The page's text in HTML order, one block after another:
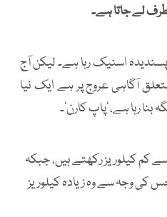
لے جاتا ہے۔
اسنیک رہا ہے۔ لیکن آج
آگاہی عروج پر ہے ایک نیا
رہا ہے، ’پاپ کارن‘۔
کم کیلوریز رکھتے ہیں، جبکہ
کی وجہ سے وہ زیادہ کیلوریز